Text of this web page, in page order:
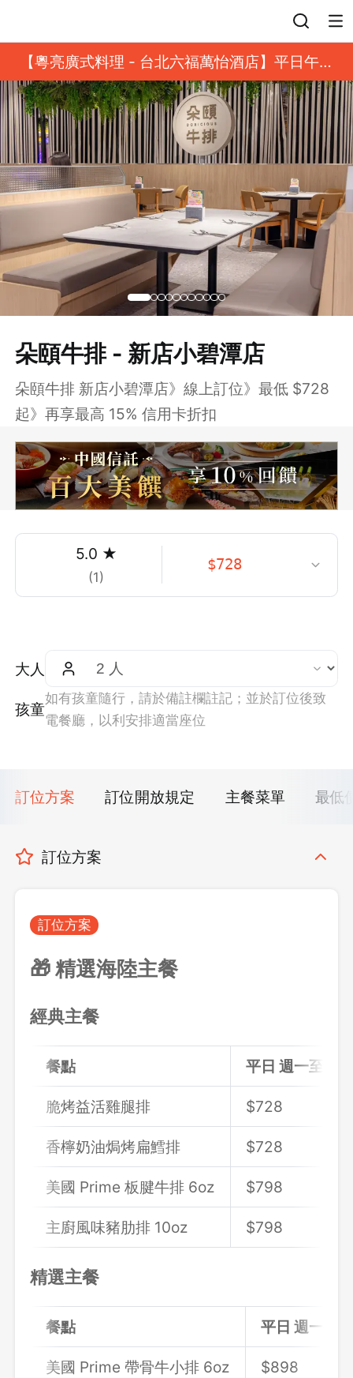
【粵亮廣式料理 - 台北六福萬怡酒店】平日午餐
8 折起｜靓港點套餐
朵頤牛排 - 新店小碧潭店
朵頤牛排 新店小碧潭店》線上訂位》最低 $728
起》再享最高 15% 信用卡折扣
5.0 ★
(1)
$728
大人
孩童
如有孩童隨行，請於備註欄註記；並於訂位後致
電餐廳，以利安排適當座位
訂位方案 訂位開放規定 主餐菜單 最低
訂位方案
訂位方案
🎁 精選海陸主餐
經典主餐
餐點 平日 週一至週
脆烤益活雞腿排 $728
香檸奶油焗烤扁鱈排 $728
美國 Prime 板腱牛排 6oz $798
主廚風味豬肋排 10oz $798
精選主餐
餐點 平日 週一至
美國 Prime 帶骨牛小排 6oz $898